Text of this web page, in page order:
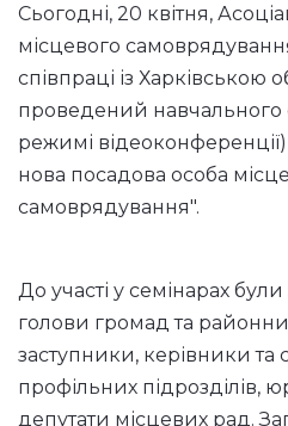
Сьогодні, 20 квітня,
місцевого
співпраці із
проведений навчального
режимі
нова посадова особа
самоврядування".
До участі у семінарах
голови громад та
заступники, керівники та
профільних підрозділів,
депутати місцевих рад.